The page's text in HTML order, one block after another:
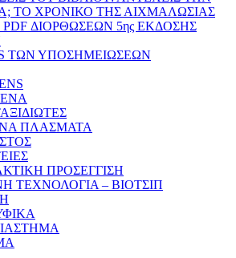
ΤΟ ΧΡΟΝΙΚΟ ΤΗΣ ΑΙΧΜΑΛΩΣΙΑΣ
ΔΙΟΡΘΩΣΕΩΝ 5ης ΕΚΔΟΣΗΣ
ΤΩΝ ΥΠΟΣΗΜΕΙΩΣΕΩΝ
ΠΛΑΣΜΑΤΑ
ΠΡΟΣΕΓΓΙΣΗ
ΤΕΧΝΟΛΟΓΙΑ – ΒΙΟΤΣΙΠ